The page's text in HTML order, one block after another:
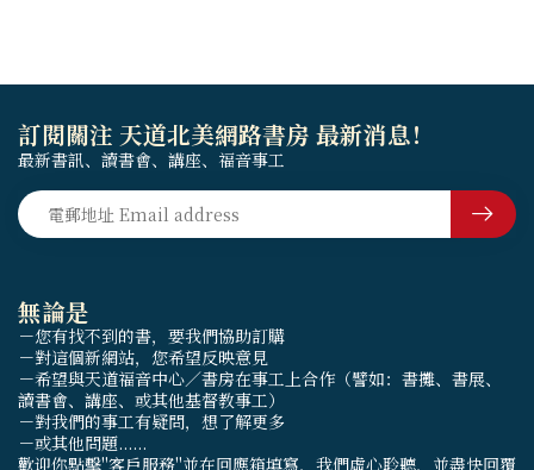
無論是
－您有找不到的書，要我們協助訂購
－對這個新網站，您希望反映意見
－希望與天道福音中心／書房在事工上合作（譬如：書攤、書展、
讀書會、講座、或其他基督教事工）
－對我們的事工有疑問，想了解更多
－或其他問題......
歡迎你點擊"客戶服務"並在回應箱填寫，我們虛心聆聽，並盡快回覆
訂閱關注 天道北美網路書房 最新消息！
最新書訊、讀書會、講座、福音事工